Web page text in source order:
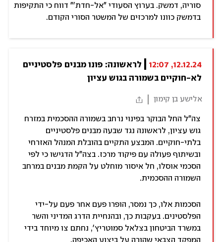
סוריה, דמשק. בערוץ הסעודי "אל-חדת'" דווח כי התקיפות
בדמשק כוונו למרכזים של המשטר הסורי הקודם.
12.12.24, 12:07
לא-חוקיים בשמורה בגוש עציון
אלישע בן קימון
צה"ל החל הבוקר בפינוי נרחב בשמורה ההסכמית במזרח
גוש עציון, לראשונה נגד שבעה מבנים פלסטיניים
בלתי-חוקיים. המבצע התקיים בהובלת המנהל האזרחי
ובשיתוף פעולה עם פיקוד מרכז. בצה"ל הדגישו כי לפי
הסכמי אוסלו, חל איסור מוחלט על הקמת מבנים במרחב
השמורה ההסכמית.
הסכמות אלו, כך נמסר, הופרו פעם אחר פעם על-ידי
הפלסטינים. בעקבות כך, ובהנחיית הדרג המדיני והשר
במשרד הביטחון בצלאל סמוטריץ', נחתם צו מיוחד בידי
המפקד הצבאי שהורה על ביצוע האכיפה.